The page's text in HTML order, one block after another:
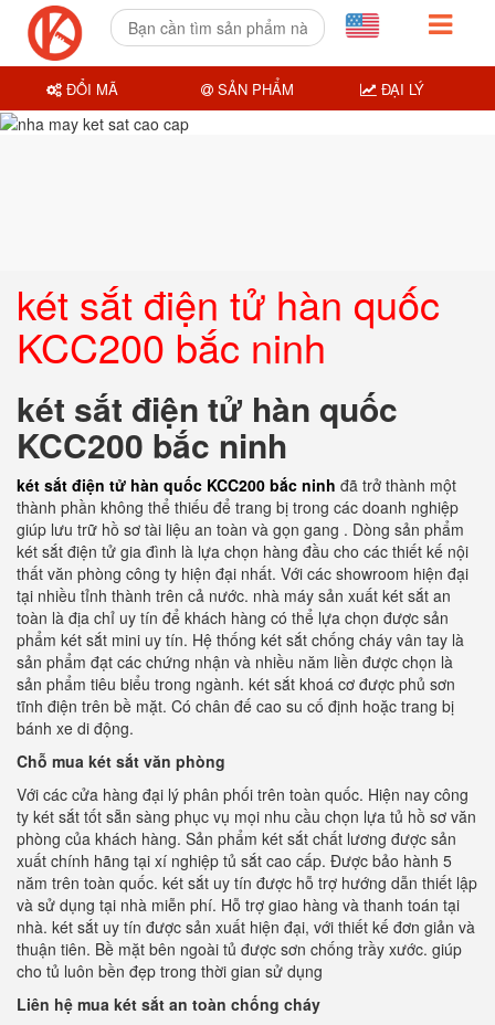
két sắt điện tử hàn quốc
KCC200 bắc ninh
két sắt điện tử hàn quốc
KCC200 bắc ninh
két sắt điện tử hàn quốc KCC200 bắc ninh đã trở thành một
thành phần không thể thiếu để trang bị trong các doanh nghiệp
giúp lưu trữ hồ sơ tài liệu an toàn và gọn gang . Dòng sản phẩm
két sắt điện tử gia đình là lựa chọn hàng đầu cho các thiết kế nội
thất văn phòng công ty hiện đại nhất. Với các showroom hiện đại
tại nhiều tỉnh thành trên cả nước. nhà máy sản xuất két sắt an
toàn là địa chỉ uy tín để khách hàng có thể lựa chọn được sản
phẩm két sắt mini uy tín. Hệ thống két sắt chống cháy vân tay là
sản phẩm đạt các chứng nhận và nhiều năm liền được chọn là
sản phẩm tiêu biểu trong ngành. két sắt khoá cơ được phủ sơn
tĩnh điện trên bề mặt. Có chân đế cao su cố định hoặc trang bị
bánh xe di động.
Chỗ mua két sắt văn phòng
Với các cửa hàng đại lý phân phối trên toàn quốc. Hiện nay công
ty két sắt tốt sẵn sàng phục vụ mọi nhu cầu chọn lựa tủ hồ sơ văn
phòng của khách hàng. Sản phẩm két sắt chất lương được sản
xuất chính hãng tại xí nghiệp tủ sắt cao cấp. Được bảo hành 5
năm trên toàn quốc. két sắt uy tín được hỗ trợ hướng dẫn thiết lập
và sử dụng tại nhà miễn phí. Hỗ trợ giao hàng và thanh toán tại
nhà. két sắt uy tín được sản xuất hiện đại, với thiết kế đơn giản và
thuận tiên. Bề mặt bên ngoài tủ được sơn chống trầy xước. giúp
cho tủ luôn bền đẹp trong thời gian sử dụng
Liên hệ mua két sắt an toàn chống cháy
ĐỔI MÃ SẢN PHẨM ĐẠI LÝ